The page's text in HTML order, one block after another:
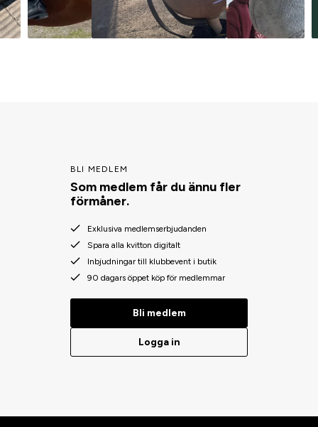
BLI MEDLEM
Som medlem får du ännu fler
förmåner.
Exklusiva medlemserbjudanden
Spara alla kvitton digitalt
Inbjudningar till klubbevent i butik
90 dagars öppet köp för medlemmar
Bli medlem
Logga in